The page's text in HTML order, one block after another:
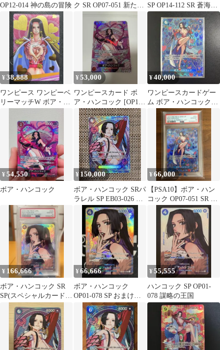
OP12-014 神の島の冒険 ク SR OP07-051 新たな
SP OP14-112 SR 蒼海の
七傑 PSA10
¥38,888
ワンピース ワンピーベ
リーマッチW ボア・ハ
ードダス
¥53,000
ワンピースカード ボ
ア・ハンコック [OP12-
014] お値引き多少しま
す
¥40,000
ワンピースカードゲー
ム ボア・ハンコック
SP OP07-051
¥54,550
ボア・ハンコック
¥150,000
ボア・ハンコック SRパ
ラレル SP EB03-026 ワ
ンピースカード
¥66,000
【PSA10】ボア・ハン
コック OP07-051 SR 和
柄SP
¥ 166,666
ボア・ハンコック SR
SP(スペシャルカード)
OP01-078
¥66,666
ボア・ハンコック
OP01-078 SP おまけつ
¥55,555
ハンコック SP OP01-
078 謀略の王国